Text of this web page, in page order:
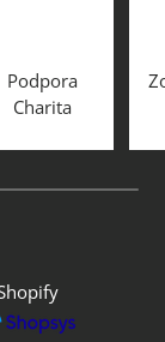
Podpora
Charita